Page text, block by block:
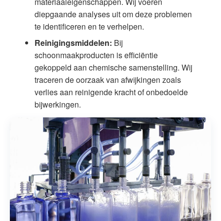
diepgaande analyses uit om deze problemen
te identificeren en te verhelpen.
Reinigingsmiddelen: Bij
schoonmaakproducten is efficiëntie
gekoppeld aan chemische samenstelling. Wij
traceren de oorzaak van afwijkingen zoals
verlies aan reinigende kracht of onbedoelde
bijwerkingen.